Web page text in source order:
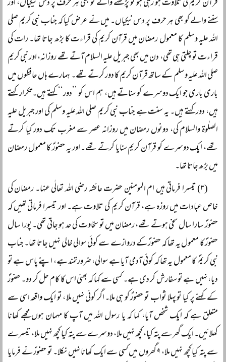
قرآن کریم کی تلاوت ہو رہی ہو تو پڑھنے والے کو بھی ہر حرف پر دس نیکیاں، اور
سننے والے کو بھی ہر حرف پر دس نیکیاں۔ میں نے عرض کیا کہ جناب نبی کریم صلی
اللہ علیہ وسلم کا معمول رمضان میں قرآن کریم کی قراءت کا بڑھ جاتا تھا۔ رات کی
قراءت تو چلتی ہی تھی، دن میں بھی جبریل علیہ السلام آتے تھے روزانہ، اور نبی کریم
صلی اللہ علیہ وسلم کے ساتھ قرآن کریم کا دور کرتے تھے۔ ہمارے ہاں حافظوں میں
باری باری جو ایک دوسرے کو سناتے ہیں، ہم اس کو ’’دور‘‘ کہتے ہیں۔ تکرار کہتے
ہیں، دور کہتے ہیں۔ یہ سنت ہے جناب نبی کریم صلی اللہ علیہ وسلم کی اور جبریل علیہ
الصلٰوۃ والسلام کی، دونوں رمضان میں روزانہ عصر سے مغرب تک دور کیا کرتے
تھے، ایک دوسرے کو قرآن کریم سنایا کرتے تھے۔ اور یہ حضورؐ کا معمول رمضان
میں بڑھ جاتا تھا۔
(۳) تیسرا فرماتی ہیں ام المومنین حضرت عائشہ رضی اللہ تعالٰی عنہا۔ رمضان کی
خاص عبادات میں روزہ ہے، قرآن کریم کی تلاوت ہے۔ اور تیسرا فرماتی تھیں کہ
حضورؐ سارا سال سخی ہوتے تھے، رمضان میں تو سخاوت کی حد ہو جاتی تھی۔ پورا سال
حضورؐ کا معمول یہ تھا کہ حضورؐ کے دروازے سے کوئی سوالی خالی نہیں جاتا تھا۔ جناب
نبی کریمؐ کا معمول یہ تھا کہ کوئی آدمی آیا ہے سوالی، ضرورتمند ہے، اپنے پاس ہے تو
دیا، نہیں ہے تو سفارش کر دی ہے۔ کسی سے کہا کہ بھئی اس کا کام حل کر دو۔ حضورؐ
کے کہنے پر کیا تو پہلا ثواب تو حضورؐ کو ہی ملا۔ اگر کوئی نہیں ملا، تو ایک واقعہ اسی سے
متعلق ہے کہ ایک شخص آیا، کہا کہ یا رسول اللہ میں آپ کا مہمان ہوں مجھے کھانا
کھلائیں۔ ایک گھر سے پتہ کیا، کچھ نہیں ملا، دوسرے سے پتہ کیا کچھ نہیں ملا، تیسرے
سے پتہ کیا کچھ نہیں ملا، ۹ گھروں میں کسی سے ایک کھانا نہیں نکلا۔ تو حضورؐ نے فرمایا